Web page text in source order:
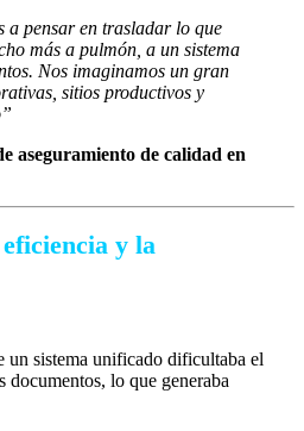
a pensar en trasladar lo que
más a pulmón, a un sistema
Nos imaginamos un gran
sitios productivos y
aseguramiento de calidad en
y la
un sistema unificado dificultaba el
lo que generaba